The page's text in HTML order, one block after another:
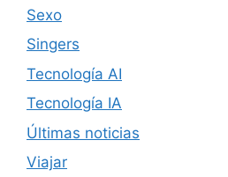
Sexo
Singers
Tecnología AI
Tecnología IA
Últimas noticias
Viajar